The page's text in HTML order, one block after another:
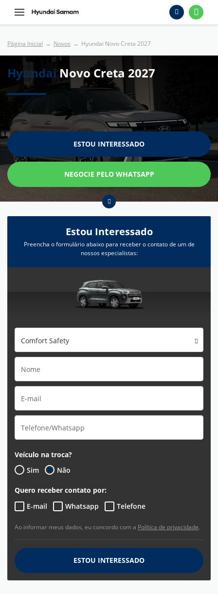
Página Inicial Novos Hyundai Novo Creta 2027
HyundaiNovo Creta 2027
ESTOU INTERESSADO
NEGOCIE PELO WHATSAPP
Estou Interessado
Preencha o formulário abaixo para receber o contato de um de
nossos especialistas:
Comfort Safety
Veículo na troca?
Sim
Não
Quero receber contato por:
E-mail
Whatsapp Telefone
Ao informar meus dados, eu concordo com a Política de privacidade.
ESTOU INTERESSADO